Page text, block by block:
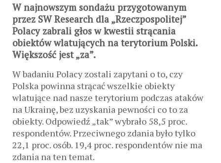
W najnowszym sondażu przygotowanym
przez SW Research dla „Rzeczpospolitej”
Polacy zabrali głos w kwestii strącania
obiektów wlatujących na terytorium Polski.
Większość jest „za”.
W badaniu Polacy zostali zapytani o to, czy
Polska powinna strącać wszelkie obiekty
wlatujące nad nasze terytorium podczas ataków
na Ukrainę, bez uzyskania pewności co to za
obiekty. Odpowiedź „tak” wybrało 58,5 proc.
respondentów. Przeciwnego zdania było tylko
22,1 proc. osób. 19,4 proc. respondentów nie ma
zdania na ten temat.